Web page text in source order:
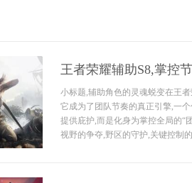
王者荣耀辅助S8,掌控
小标题,辅助角色的灵魂蜕变在王
它成为了团队节奏的真正引擎,一
提供庇护,而是化身为掌控全局的“
视野的争夺,野区的守护,关键控制